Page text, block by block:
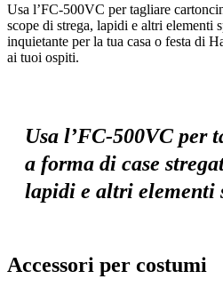
Usa l’FC-500VC per tagliare
scope di strega, lapidi e altri elementi
inquietante per la tua casa o festa di
ai tuoi ospiti.
Usa l’FC-500VC per
a forma di case
lapidi e altri elementi
Accessori per costumi